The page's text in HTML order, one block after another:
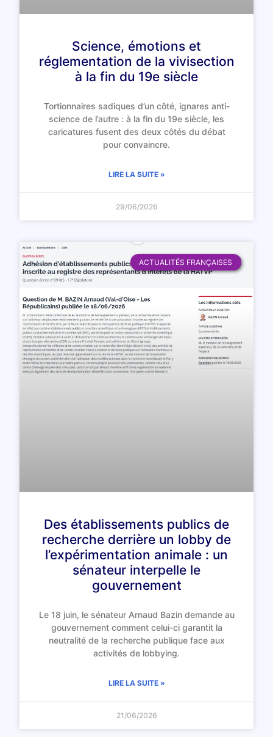
Science, émotions et
réglementation de la vivisection
à la fin du 19e siècle
Tortionnaires sadiques d’un côté, ignares anti-
science de l’autre : à la fin du 19e siècle, les
caricatures fusent des deux côtés du débat
pour convaincre.
LIRE LA SUITE »
29/06/2026
ACTUALITÉS FRANÇAISES
Des établissements publics de
recherche derrière un lobby de
l’expérimentation animale : un
sénateur interpelle le
gouvernement
Le 18 juin, le sénateur Arnaud Bazin demande au
gouvernement comment celui-ci garantit la
neutralité de la recherche publique face aux
activités de lobbying.
LIRE LA SUITE »
21/06/2026